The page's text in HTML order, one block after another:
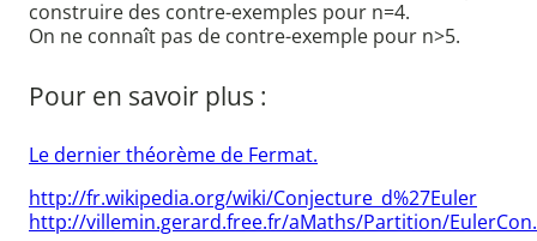
construire des contre-exemples pour n=4.
On ne connaît pas de contre-exemple pour n>5.
Pour en savoir plus :
Le dernier théorème de Fermat.
http://fr.wikipedia.org/wiki/Conjecture_d%27Euler
http://villemin.gerard.free.fr/aMaths/Partition/